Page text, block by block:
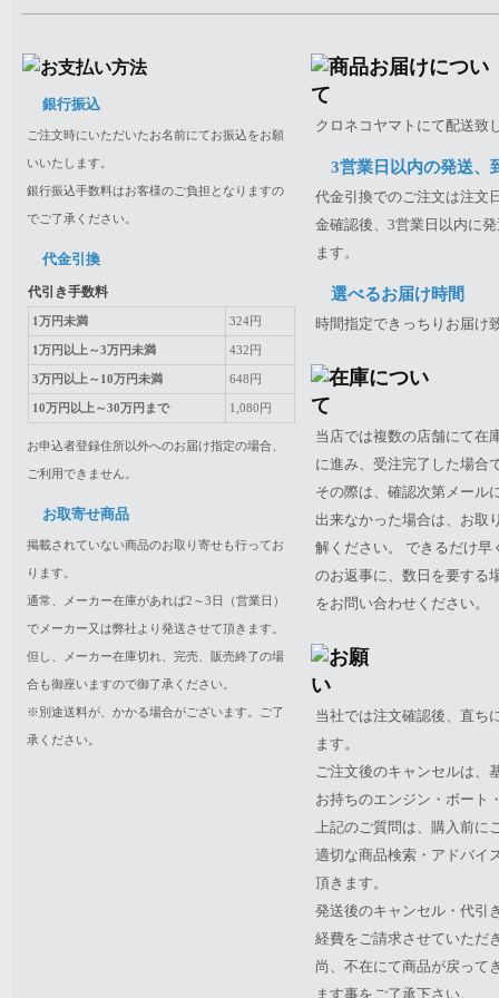
銀行振込
ご注文時にいただいたお名前にてお振込をお願
いいたします。
銀行振込手数料はお客様のご負担となりますの
でご了承ください。
代金引換
代引き手数料
1万円未満 324円
1万円以上～3万円未満 432円
3万円以上～10万円未満 648円
10万円以上～30万円まで 1,080円
お申込者登録住所以外へのお届け指定の場合、
ご利用できません。
お取寄せ商品
掲載されていない商品のお取り寄せも行ってお
ります。
通常、メーカー在庫があれば2～3日（営業日）
でメーカー又は弊社より発送させて頂きます。
但し、メーカー在庫切れ、完売、販売終了の場
合も御座いますので御了承ください。
※別途送料が、かかる場合がございます。ご了
承ください。
クロネコヤマトにて配送致
3営業日以内の発送、
代金引換でのご注文は注文
金確認後、3営業日以内に
ます。
選べるお届け時間
時間指定できっちりお届け
当店では複数の店舗にて在
に進み、受注完了した場合
その際は、確認次第メール
出来なかった場合は、お取
解ください。 できるだけ
のお返事に、数日を要する
をお問い合わせください。
当社では注文確認後、直ち
ます。
ご注文後のキャンセルは、
お持ちのエンジン・ボート
上記のご質問は、購入前に
適切な商品検索・アドバイ
頂きます。
発送後のキャンセル・代引
経費をご請求させていただ
尚、不在にて商品が戻って
ます事をご了承下さい。